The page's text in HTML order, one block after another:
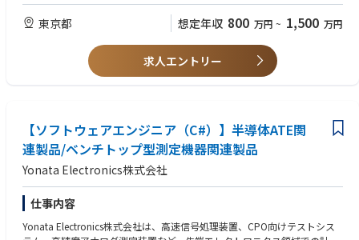
・業務フローに対しプロダクト側からのアプローチで改善を加え、オペレ
サービスを横断したプロダクト開発にオーナーシップを持ち、ミッション
プロダクトを通じて、介護業界の変革に挑戦することがミッションです。
ユーザーニーズを的確に捉え、技術と創造性を融合させた革新的なサービ
スを生み出すことで、介護に関わる全ての人々の生活をより豊かにするこ
とを目指します。
【当社の紹介】
社会をより良くする情報発信のパイオニアとして、クーリエは常に"ちょっ
と先の未来"を見据えて行動しています。的確な情報提供によって人々のよ
・プロダクトオーナーとしての実務経験
・体系的な知識に基づいてプロダクトをグロースさせた経験
・KPI策定や数値分析などを用いたPDCA運用経験
・定量・定性データを深く洞察し、示唆の抽出や仮説設定・検証と実行経
【求める人物像】
・自律的に行動し、プロジェクトのリーダーシップを発揮ができる方
・プロジェクト、プロダクトの成長のために業務領域を超えて考え抜くこ
とができる方
・プロダクト視点だけでなく、事業を成長させたいと本気で考えている方
・不確実性を受け入れ、自らの考え柔軟に思考を変化させられる方
・誰よりも深い共感と強い情熱を持ってアウトカムの創出にコミットでき
東京都 想定年収 800 万円 ~ 1,500 万円
求人エントリー
【ソフトウェアエンジニア（C#）】半導体ATE関
連製品/ベンチトップ型測定機器関連製品
Yonata Electronics株式会社
仕事内容
Yonata Electronics株式会社は、高速信号処理装置、CPO向けテストシス